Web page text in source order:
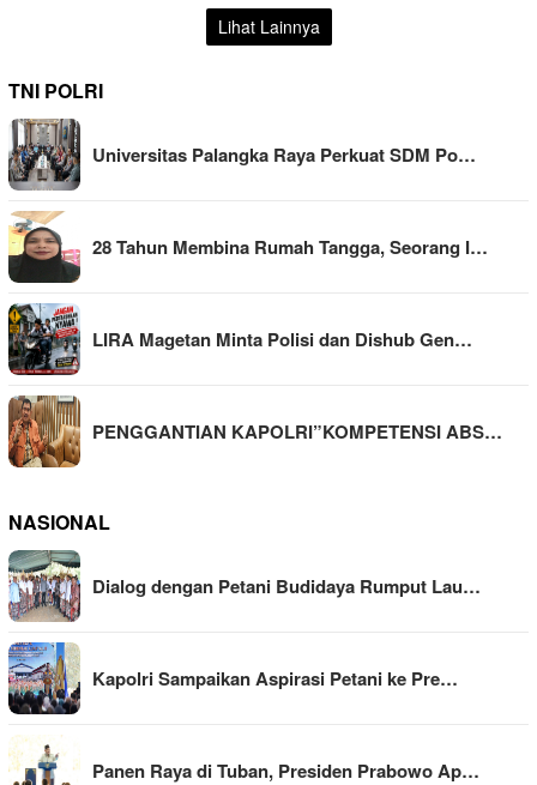
Lihat Lainnya
TNI POLRI
Universitas Palangka Raya Perkuat SDM Po…
28 Tahun Membina Rumah Tangga, Seorang I…
LIRA Magetan Minta Polisi dan Dishub Gen…
PENGGANTIAN KAPOLRI”KOMPETENSI ABS…
NASIONAL
Dialog dengan Petani Budidaya Rumput Lau…
Kapolri Sampaikan Aspirasi Petani ke Pre…
Panen Raya di Tuban, Presiden Prabowo Ap…